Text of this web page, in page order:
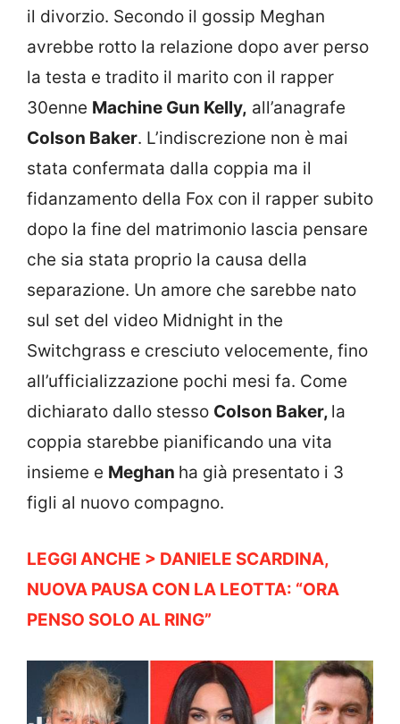
il divorzio. Secondo il gossip Meghan
avrebbe rotto la relazione dopo aver perso
la testa e tradito il marito con il rapper
30enne Machine Gun Kelly, all’anagrafe
Colson Baker. L’indiscrezione non è mai
stata confermata dalla coppia ma il
fidanzamento della Fox con il rapper subito
dopo la fine del matrimonio lascia pensare
che sia stata proprio la causa della
separazione. Un amore che sarebbe nato
sul set del video Midnight in the
Switchgrass e cresciuto velocemente, fino
all’ufficializzazione pochi mesi fa. Come
dichiarato dallo stesso Colson Baker, la
coppia starebbe pianificando una vita
insieme e Meghan ha già presentato i 3
figli al nuovo compagno.
LEGGI ANCHE > DANIELE SCARDINA,
NUOVA PAUSA CON LA LEOTTA: “ORA
PENSO SOLO AL RING”